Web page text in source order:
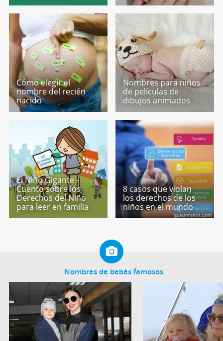
Cómo elegir el
nombre del recién
nacido
Nombres para niños
de películas de
dibujos animados
El Niño Gigante -
Cuento sobre los
Derechos del Niño
para leer en familia
8 casos que violan
los derechos de los
niños en el mundo
Nombres de bebés famosos